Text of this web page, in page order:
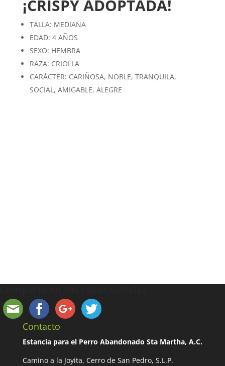
¡CRISPY ADOPTADA!
TALLA: MEDIANA
EDAD: 4 AÑOS
SEXO: HEMBRA
RAZA: CRIOLLA
CARÁCTER: CARIÑOSA, NOBLE, TRANQUILA,
SOCIAL, AMIGABLE, ALEGRE
Contacto
Estancia para el Perro Abandonado Sta Martha, A.C.
Camino a la Joyita, Cerro de San Pedro, S.L.P.